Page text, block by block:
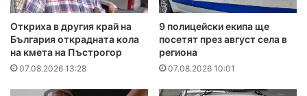
Откриха в другия край на
България открадната кола
на кмета на Пъстрогор
07.08.2026 13:28
9 полицейски екипа ще
посетят през август села в
региона
07.08.2026 10:01